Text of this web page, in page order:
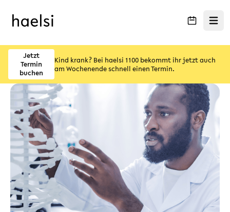
Menü
Jetzt
Termin
buchen
Kind krank? Bei haelsi 1100 bekommt ihr jetzt auch
am Wochenende schnell einen Termin.